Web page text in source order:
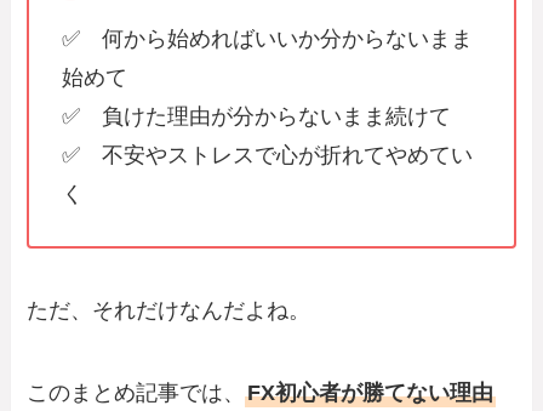
✅ 何から始めればいいか分からないまま
始めて
✅ 負けた理由が分からないまま続けて
✅ 不安やストレスで心が折れてやめてい
く
ただ、それだけなんだよね。
このまとめ記事では、FX初心者が勝てない理由